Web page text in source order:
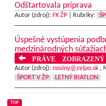
Odštartovala príprava
Autor (zdroj): FK ŽP Rubriky:
Úspešné vystúpenia
medzinárodných
PRÁVE
Autor (zdroj): noviny@zelpo.sk ,
ŠPORT V ŽP
LETNÝ BIATLON
TOP